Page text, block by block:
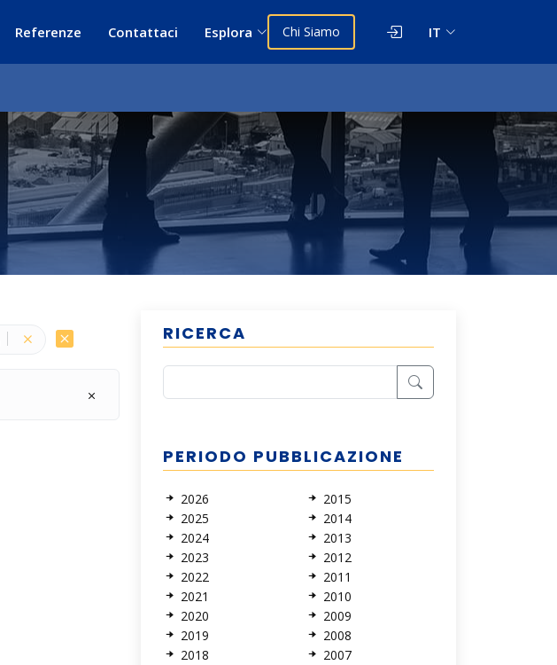
Referenze Contattaci Esplora Chi Siamo IT
RICERCA
PERIODO PUBBLICAZIONE
2026
2025
2024
2023
2022
2021
2020
2019
2018
2015
2014
2013
2012
2011
2010
2009
2008
2007